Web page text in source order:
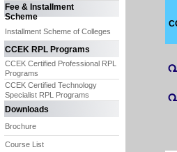
Fee & Installment
Scheme
Installment Scheme of Colleges
CCEK RPL Programs
CCEK Certified Professional RPL
Programs
CCEK Certified Technology
Specialist RPL Programs
Downloads
Brochure
Course List